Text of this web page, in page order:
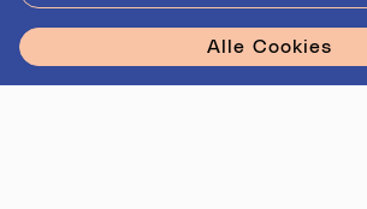
Alle Cookies